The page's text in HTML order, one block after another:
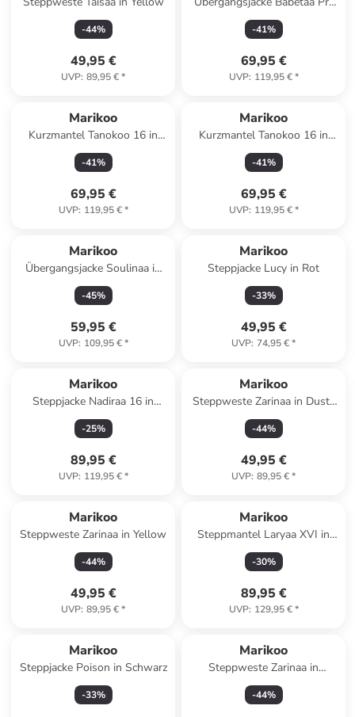
-44%
49,95 €
UVP: 89,95 €*
in Black
-41%
69,95 €
UVP: 119,95 €*
Marikoo
Kurzmantel Tanokoo 16 in
Navy
-41%
69,95 €
UVP: 119,95 €*
Marikoo
Kurzmantel Tanokoo 16 in
Bone
-41%
69,95 €
UVP: 119,95 €*
Marikoo
Übergangsjacke Soulinaa in
Red
-45%
59,95 €
UVP: 109,95 €*
Marikoo
Steppjacke Lucy in Rot
-33%
49,95 €
UVP: 74,95 €*
Marikoo
Steppjacke Nadiraa 16 in
Taupe Grey
-25%
89,95 €
UVP: 119,95 €*
Marikoo
Steppweste Zarinaa in Dusty
Olive
-44%
49,95 €
UVP: 89,95 €*
Marikoo
Steppweste Zarinaa in Yellow
-44%
49,95 €
UVP: 89,95 €*
Marikoo
Steppmantel Laryaa XVI in
Taupe Grey
-30%
89,95 €
UVP: 129,95 €*
Marikoo
Steppjacke Poison in Schwarz
-33%
Marikoo
Steppweste Zarinaa in
Anthracite
-44%